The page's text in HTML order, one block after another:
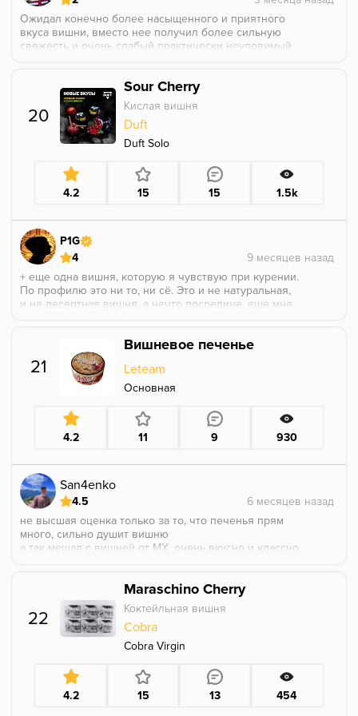
Ожидал конечно более насыщенного и приятного
вкуса вишни, вместо нее получил более сильную
свежесть и очень слабый практически неуловимый
если это аромка и такой слабый вкус, то простите
больше 2 звезд тут явно не заслуживает
20
Sour Cherry
Кислая вишня
Duft
Duft Solo
4.2 15 15 1.5k
P1G
4
+ еще одна вишня, которую я чувствую при курении.
По профилю это ни то, ни сё. Это и не натуральная,
и не десертная вишня, а нечто посредине, еще мне
нормально, но при перегреве улетает и не
возвращается. Не расчитывайте на то, что вкус
будет ярким, в миксах может потеряться.
21
Вишневое печенье
Leteam
Основная
4.2 11 9 930
San4enko
4.5
не высшая оценка только за то, что печенья прям
много, сильно душит вишню
а так мешал с вишней от МХ, очень вкусно и классно
22
Maraschino Cherry
Коктейльная вишня
Cobra
Cobra Virgin
4.2 15 13 454